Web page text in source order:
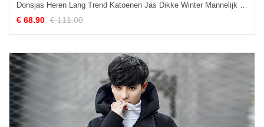
Donsjas Heren Lang Trend Katoenen Jas Dikke Winter Mannelijk Zwart
€ 68.90 € 111.00